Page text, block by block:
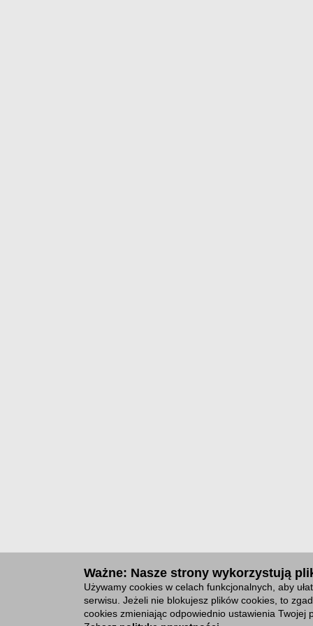
Ważne: Nasze strony wykorzystują
Używamy cookies w celach funkcjonalnych, aby
serwisu. Jeżeli nie blokujesz plików cookies, to
cookies zmieniając odpowiednio ustawienia Twojej